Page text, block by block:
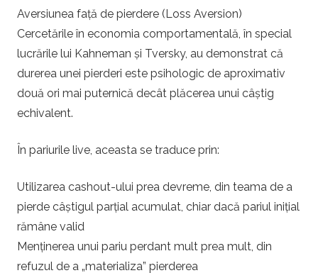
Aversiunea față de pierdere (Loss Aversion)
Cercetările în economia comportamentală, în special
lucrările lui Kahneman și Tversky, au demonstrat că
durerea unei pierderi este psihologic de aproximativ
două ori mai puternică decât plăcerea unui câștig
echivalent.
În pariurile live, aceasta se traduce prin:
Utilizarea cashout-ului prea devreme, din teama de a
pierde câștigul parțial acumulat, chiar dacă pariul inițial
rămâne valid
Menținerea unui pariu perdant mult prea mult, din
refuzul de a „materializa” pierderea